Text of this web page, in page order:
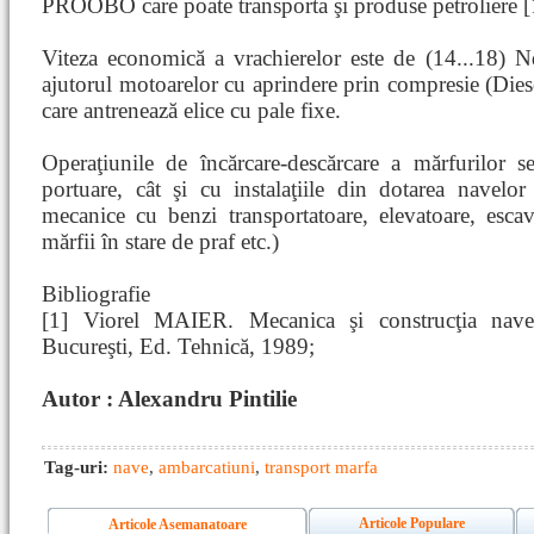
PROOBO care poate transporta şi produse petroliere
Viteza economică a vrachierelor este de (14...18)
ajutorul motoarelor cu aprindere prin compresie
care antrenează elice cu pale fixe.
Operaţiunile de încărcare-descărcare a mărfurilor
portuare, cât şi cu instalaţiile din dotarea navelor
mecanice cu benzi transportatoare, elevatoare,
mărfii în stare de praf etc.)
Bibliografie
[1] Viorel MAIER. Mecanica şi construcţia
Bucureşti, Ed. Tehnică, 1989;
Autor : Alexandru Pintilie
Tag-uri: nave, ambarcatiuni, transport marfa
Articole Asemanatoare Articole Populare